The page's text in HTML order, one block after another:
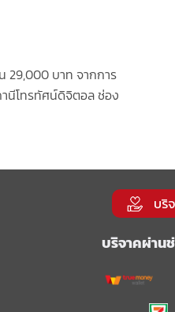
29,000 บาท จากการ
นีโทรทัศน์ดิจิตอล ช่อง
บริ
บริจาคผ่าน